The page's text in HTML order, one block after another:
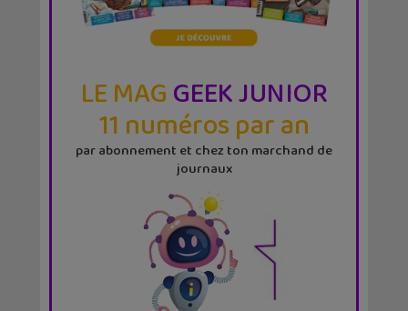
LE MAGGEEK JUNIOR
11 numéros par an
par abonnement et chez ton marchand de
journaux